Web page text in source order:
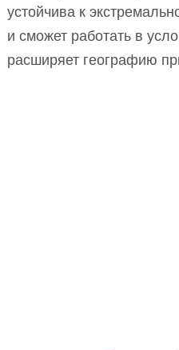
устойчива к
и сможет работать в
расширяет географию